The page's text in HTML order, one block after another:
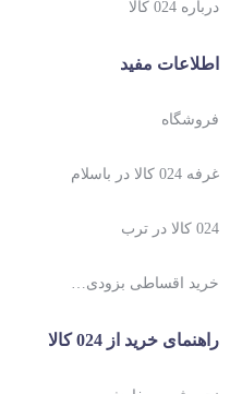
درباره 024 کالا
اطلاعات مفید
فروشگاه
غرفه 024 کالا در باسلام
024 کالا در ترب
خرید اقساطی بزودی…
راهنمای خرید از 024 کالا